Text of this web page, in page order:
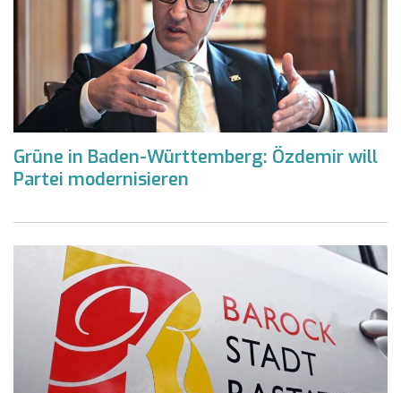
Grüne in Baden-Württemberg: Özdemir will
Partei modernisieren